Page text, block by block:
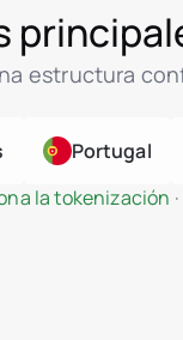
estructura
Portugal
la tokenización ·